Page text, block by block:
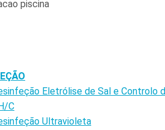
Eletrólise de Sal e Controlo
C
Ultravioleta